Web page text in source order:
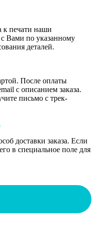
к печати наши
с Вами по указанному
деталей.
После оплаты
с описанием заказа.
письмо с трек-
доставки заказа. Если
в специальное поле для